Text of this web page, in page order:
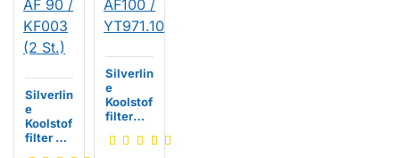
Silverlin
e
Koolstof
filter AF
Silverlin
e
Koolstof
filter
YT971.1